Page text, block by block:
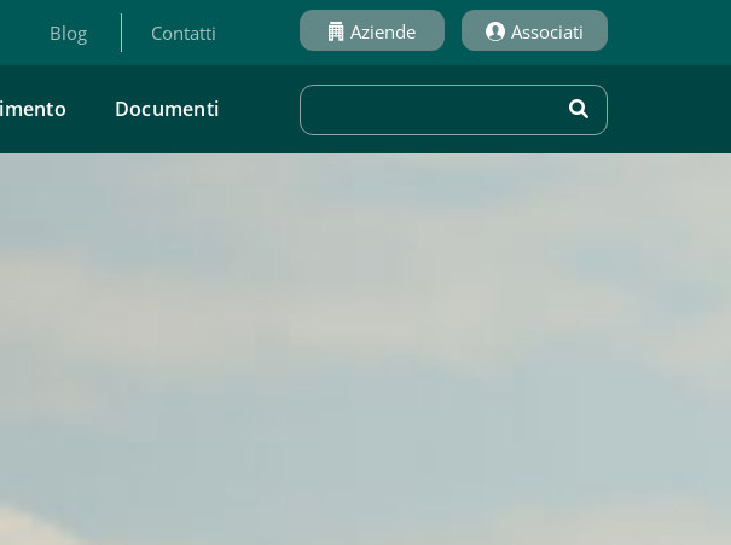
Blog Contatti Aziende Associati
Documenti